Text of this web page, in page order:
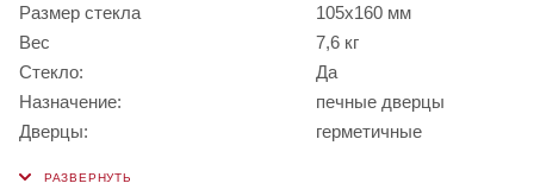
Размер стекла
105x160 мм
Вес
7,6 кг
Стекло:
Да
Назначение:
печные дверцы
Дверцы:
герметичные